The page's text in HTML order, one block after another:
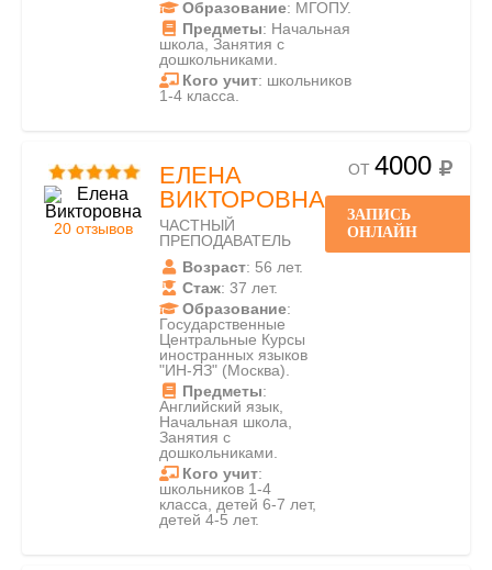
Образование: МГОПУ.
Предметы: Начальная
школа, Занятия с
дошкольниками.
Кого учит: школьников
1-4 класса.
20 отзывов
ЕЛЕНА
ВИКТОРОВНА
ЧАСТНЫЙ
ПРЕПОДАВАТЕЛЬ
Возраст: 56 лет.
Стаж: 37 лет.
Образование:
Государственные
Центральные Курсы
иностранных языков
"ИН-ЯЗ" (Москва).
Предметы:
Английский язык,
Начальная школа,
Занятия с
дошкольниками.
Кого учит:
школьников 1-4
класса, детей 6-7 лет,
детей 4-5 лет.
ОТ 4000
ЗАПИСЬ
ОНЛАЙН